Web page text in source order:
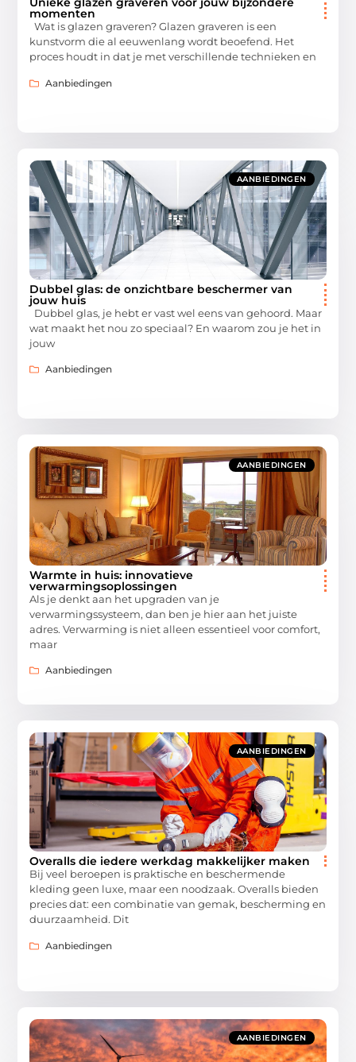
momenten
Wat is glazen graveren? Glazen graveren is een
kunstvorm die al eeuwenlang wordt beoefend. Het
proces houdt in dat je met verschillende technieken en
Aanbiedingen
AANBIEDINGEN
Dubbel glas: de onzichtbare beschermer van
jouw huis
Dubbel glas, je hebt er vast wel eens van gehoord. Maar
wat maakt het nou zo speciaal? En waarom zou je het in
jouw
Aanbiedingen
AANBIEDINGEN
Warmte in huis: innovatieve
verwarmingsoplossingen
Als je denkt aan het upgraden van je
verwarmingssysteem, dan ben je hier aan het juiste
adres. Verwarming is niet alleen essentieel voor comfort,
maar
Aanbiedingen
AANBIEDINGEN
Overalls die iedere werkdag makkelijker maken
Bij veel beroepen is praktische en beschermende
kleding geen luxe, maar een noodzaak. Overalls bieden
precies dat: een combinatie van gemak, bescherming en
duurzaamheid. Dit
Aanbiedingen
AANBIEDINGEN